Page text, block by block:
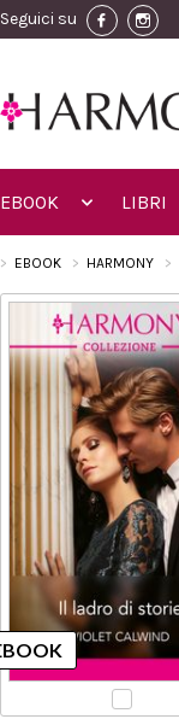
Seguici su
EBOOK LIBRI
EBOOK HARMONY